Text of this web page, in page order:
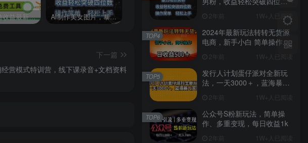
多多视频撸收益最新玩法，高收益技术，单日变现2000+，附赠全套技术资料 AI制作美女图片，暴力吸引男粉，收益轻松突破四位数，操作简单 上手难度低 2024年最新玩法转转无货源电商，新手小白 简单操作，长期稳定 日收入500＋
下一篇
营模式特训营，线下课录音+文档资料
2年前 1W+人已阅读
2024年最新玩法转转无货源
电商，新手小白 简单操作，
2年前 1W+人已阅读
TOP4
发行人计划蛋仔派对全新玩
法，一天3000＋，蓝海暴力
2年前 1W+人已阅读
TOP5
公众号S粉新玩法，简单操
作、多重变现，每日收益1k
2年前 1W+人已阅读
TOP6